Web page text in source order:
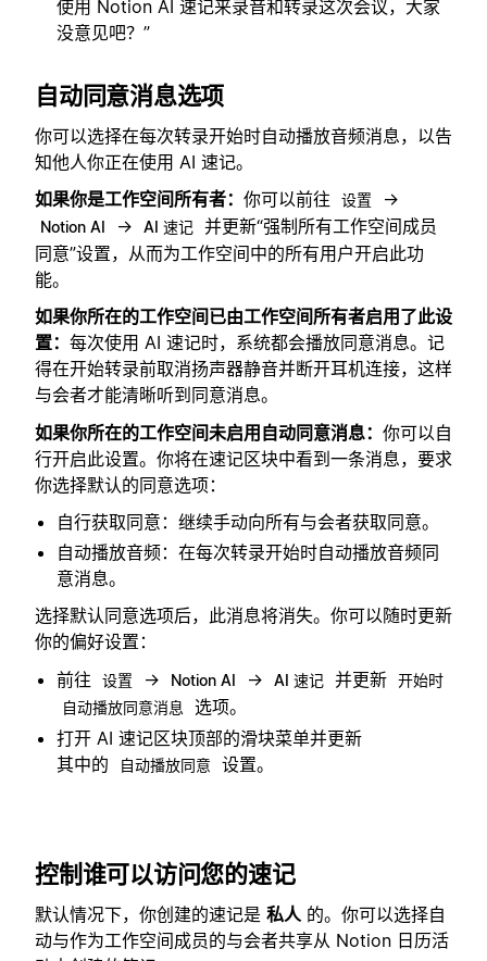
使用 Notion AI 速记来录音和转录这次会议，大家
没意见吧？”
自动同意消息选项
你可以选择在每次转录开始时自动播放音频消息，以告
知他人你正在使用 AI 速记。
如果你是工作空间所有者： 你可以前往 设置 →
Notion AI → AI 速记 并更新“强制所有工作空间成员
同意”设置，从而为工作空间中的所有用户开启此功
能。
如果你所在的工作空间已由工作空间所有者启用了此设
置： 每次使用 AI 速记时，系统都会播放同意消息。记
得在开始转录前取消扬声器静音并断开耳机连接，这样
与会者才能清晰听到同意消息。
如果你所在的工作空间未启用自动同意消息： 你可以自
行开启此设置。你将在速记区块中看到一条消息，要求
你选择默认的同意选项：
自行获取同意：继续手动向所有与会者获取同意。
自动播放音频：在每次转录开始时自动播放音频同
意消息。
选择默认同意选项后，此消息将消失。你可以随时更新
你的偏好设置：
前往
设置 → Notion AI → AI 速记 并更新 开始时
自动播放同意消息
选项。
打开 AI 速记区块顶部的滑块菜单并更新
其中的
自动播放同意 设置。
控制谁可以访问您的速记
默认情况下，你创建的速记是 私人 的。你可以选择自
动与作为工作空间成员的与会者共享从 Notion 日历活